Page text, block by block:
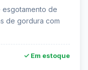
de
de gordura com
✓ Em estoque